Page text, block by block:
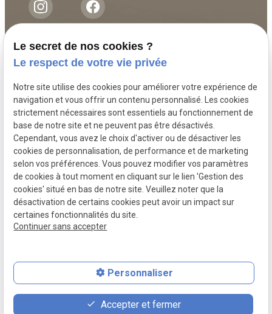
A propos
Nous accompagnons nos clients avec
attention et sérieux dans leurs démarches
juridiques. À l’écoute de vos besoins, nous
vous aidons à trouver des solutions
adaptées à chaque situation tout en vous
guidant avec clarté et engagement.
place contact_page phone
Le secret de nos cookies ?
Le respect de votre vie privée
Notre site utilise des cookies pour améliorer votre expérience de
navigation et vous offrir un contenu personnalisé. Les cookies
strictement nécessaires sont essentiels au fonctionnement de
base de notre site et ne peuvent pas être désactivés.
Cependant, vous avez le choix d'activer ou de désactiver les
cookies de personnalisation, de performance et de marketing
selon vos préférences. Vous pouvez modifier vos paramètres
de cookies à tout moment en cliquant sur le lien 'Gestion des
cookies' situé en bas de notre site. Veuillez noter que la
désactivation de certains cookies peut avoir un impact sur
certaines fonctionnalités du site.
Continuer sans accepter
Personnaliser
Accepter et fermer